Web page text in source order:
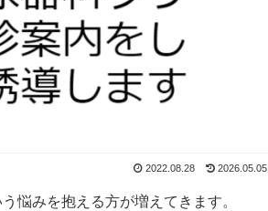
2022.08.28 2026.05.05
悩みを抱える方が増えてきます。